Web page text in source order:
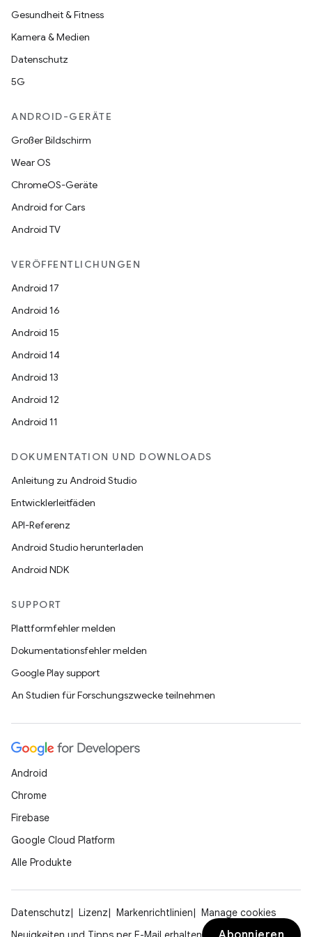
Gesundheit & Fitness
Kamera & Medien
Datenschutz
5G
ANDROID-GERÄTE
Großer Bildschirm
Wear OS
ChromeOS-Geräte
Android for Cars
Android TV
VERÖFFENTLICHUNGEN
Android 17
Android 16
Android 15
Android 14
Android 13
Android 12
Android 11
DOKUMENTATION UND DOWNLOADS
Anleitung zu Android Studio
Entwicklerleitfäden
API-Referenz
Android Studio herunterladen
Android NDK
SUPPORT
Plattformfehler melden
Dokumentationsfehler melden
Google Play support
An Studien für Forschungszwecke teilnehmen
Android
Chrome
Firebase
Google Cloud Platform
Alle Produkte
Datenschutz Lizenz Markenrichtlinien
Manage cookies